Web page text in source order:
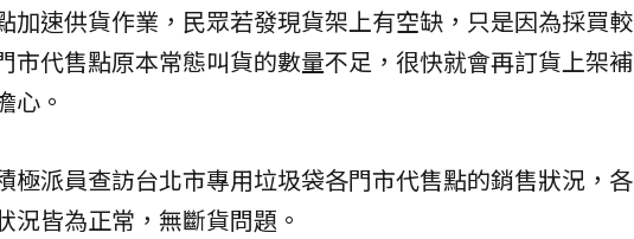
加速供貨作業，民眾若發現貨架上有空缺，只是因為採買較
市代售點原本常態叫貨的數量不足，很快就會再訂貨上架補
心。
極派員查訪台北市專用垃圾袋各門市代售點的銷售狀況，各
況皆為正常，無斷貨問題。